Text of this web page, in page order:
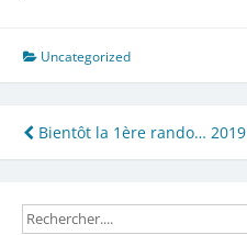
Uncategorized
Navigation
de
l’article
Bientôt la 1ère rando… 2019